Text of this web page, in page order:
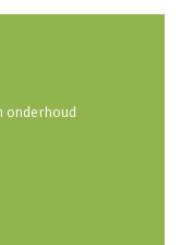
onderhoud